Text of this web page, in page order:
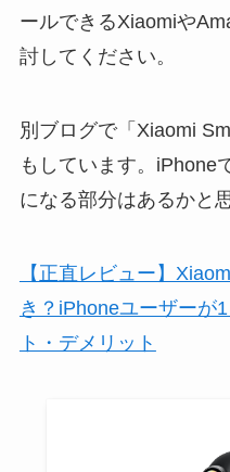
ールできるXiaomiや
討してください。
別ブログで「Xiaomi
もしています。iPhone
になる部分はあるかと
【正直レビュー】
き？iPhoneユーザーが
ト・デメリット